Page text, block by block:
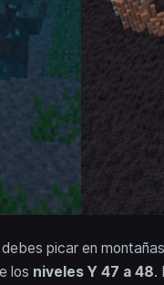
picar en
los niveles Y 47 a 48.